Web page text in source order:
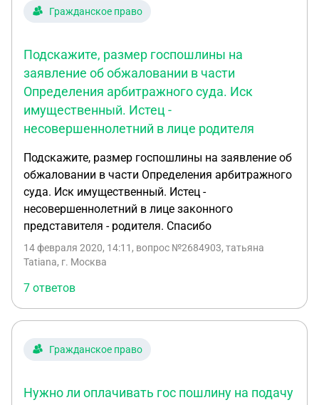
Подлежит ли апелляционная жалоба принятию к
Гражданское право
Подскажите, размер госпошлины на
заявление об обжаловании в части
Определения арбитражного суда. Иск
имущественный. Истец -
несовершеннолетний в лице родителя
Подскажите, размер госпошлины на заявление об
обжаловании в части Определения арбитражного
суда. Иск имущественный. Истец -
несовершеннолетний в лице законного
представителя - родителя. Спасибо
14 февраля 2020, 14:11 , вопрос №2684903, татьяна
Tatiana, г. Москва
7 ответов
Гражданское право
Нужно ли оплачивать гос пошлину на подачу